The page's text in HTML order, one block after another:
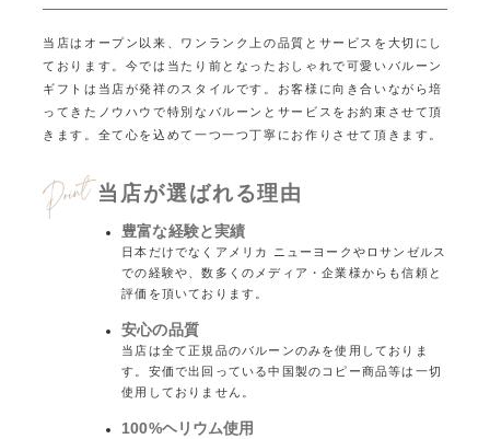
当店はオープン以来、ワンランク上の品質とサービスを大切にし
ております。 今では当たり前となったおしゃれで可愛いバルーン
ギフトは当店が発祥のスタイルです。
お客様に向き合いながら培
ってきたノウハウで特別なバルーンとサービスをお約束させて頂
きます。 全て心を込めて一つ一つ丁寧にお作りさせて頂きます。
当店が選ばれる理由
豊富な経験と実績
日本だけでなくアメリカ ニューヨークやロサンゼルス
での経験や、数多くのメディア・企業様からも信頼と
評価を頂いております。
安心の品質
当店は全て正規品のバルーンのみを使用しておりま
す。安価で出回っている中国製のコピー商品等は一切
使用しておりません。
100%ヘリウム使用